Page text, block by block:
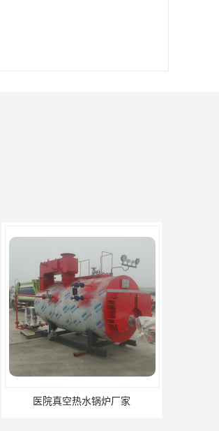
医院真空热水锅炉厂家